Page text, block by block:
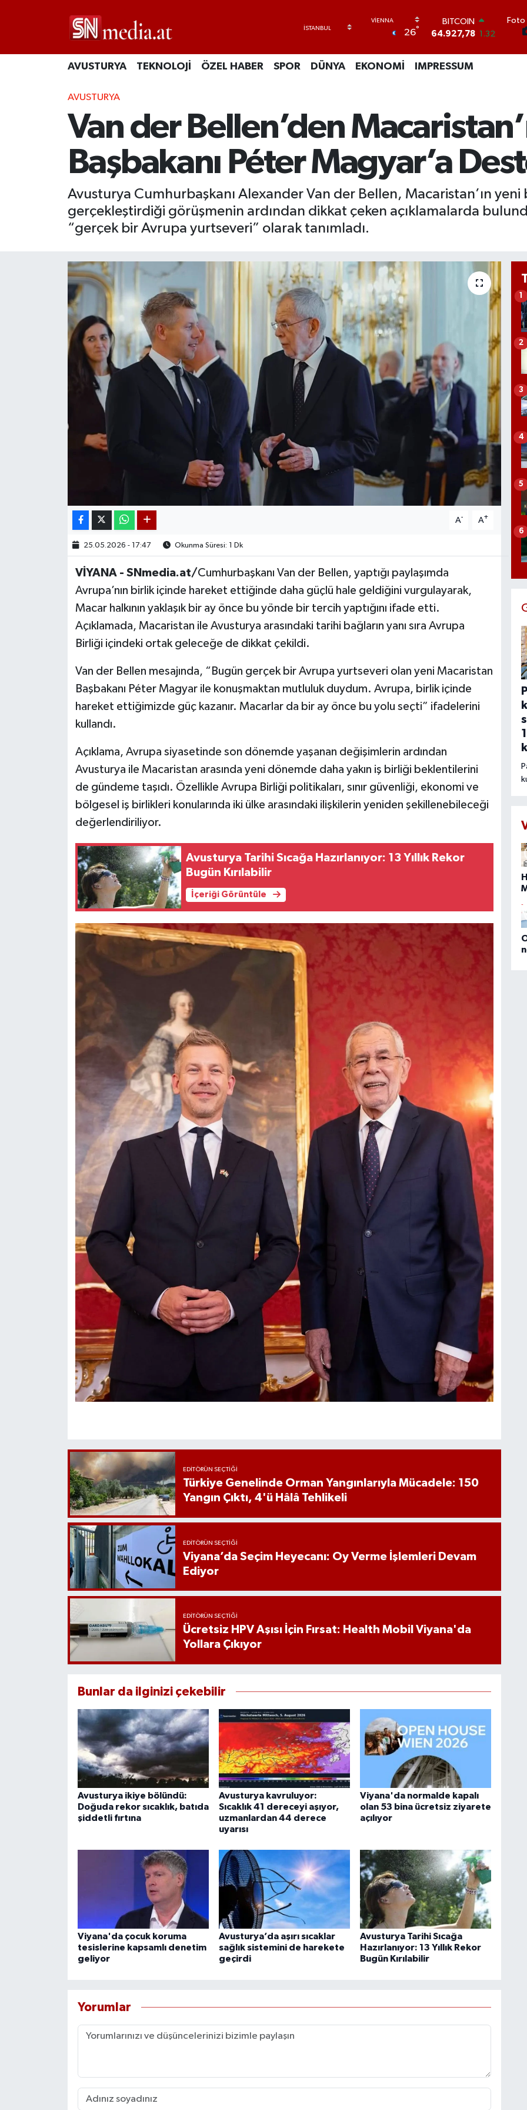
26°
DOLAR
47,5894 0.08
STERLİN
BİST100
13.703
11
64.927,78 1.32
Foto
AVUSTURYA TEKNOLOJİ ÖZEL HABER SPOR DÜNYA EKONOMİ IMPRESSUM
AVUSTURYA
Van der Bellen’den
Başbakanı Péter Magyar’a
Avusturya Cumhurbaşkanı Alexander Van der Bellen, Macaristan’ın yeni
gerçekleştirdiği görüşmenin ardından dikkat çeken açıklamalarda
“gerçek bir Avrupa yurtseveri” olarak tanımladı.
A- A+
25.05.2026 - 17:47 Okunma Süresi: 1 Dk
VİYANA - SNmedia.at/Cumhurbaşkanı Van der Bellen, yaptığı paylaşımda
Avrupa’nın birlik içinde hareket ettiğinde daha güçlü hale geldiğini vurgulayarak,
Macar halkının yaklaşık bir ay önce bu yönde bir tercih yaptığını ifade etti.
Açıklamada, Macaristan ile Avusturya arasındaki tarihi bağların yanı sıra Avrupa
Birliği içindeki ortak geleceğe de dikkat çekildi.
Van der Bellen mesajında, “Bugün gerçek bir Avrupa yurtseveri olan yeni Macaristan
Başbakanı Péter Magyar ile konuşmaktan mutluluk duydum. Avrupa, birlik içinde
hareket ettiğimizde güç kazanır. Macarlar da bir ay önce bu yolu seçti” ifadelerini
kullandı.
Açıklama, Avrupa siyasetinde son dönemde yaşanan değişimlerin ardından
Avusturya ile Macaristan arasında yeni dönemde daha yakın iş birliği beklentilerini
de gündeme taşıdı. Özellikle Avrupa Birliği politikaları, sınır güvenliği, ekonomi ve
bölgesel iş birlikleri konularında iki ülke arasındaki ilişkilerin yeniden şekillenebileceği
değerlendiriliyor.
Avusturya Tarihi Sıcağa Hazırlanıyor: 13 Yıllık Rekor
Bugün Kırılabilir
İçeriği Görüntüle
EDITÖRÜN SEÇTIĞI
Türkiye Genelinde Orman Yangınlarıyla Mücadele: 150
Yangın Çıktı, 4'ü Hâlâ Tehlikeli
EDITÖRÜN SEÇTIĞI
Viyana’da Seçim Heyecanı: Oy Verme İşlemleri Devam
Ediyor
EDITÖRÜN SEÇTIĞI
Ücretsiz HPV Aşısı İçin Fırsat: Health Mobil Viyana'da
Yollara Çıkıyor
Bunlar da ilginizi çekebilir
Avusturya ikiye bölündü:
Doğuda rekor sıcaklık, batıda
şiddetli fırtına
Avusturya kavruluyor:
Sıcaklık 41 dereceyi aşıyor,
uzmanlardan 44 derece
uyarısı
Viyana'da normalde kapalı
olan 53 bina ücretsiz ziyarete
açılıyor
Viyana'da çocuk koruma
tesislerine kapsamlı denetim
geliyor
Avusturya’da aşırı sıcaklar
sağlık sistemini de harekete
geçirdi
Avusturya Tarihi Sıcağa
Hazırlanıyor: 13 Yıllık Rekor
Bugün Kırılabilir
Yorumlar
1
2
3
4
5
6